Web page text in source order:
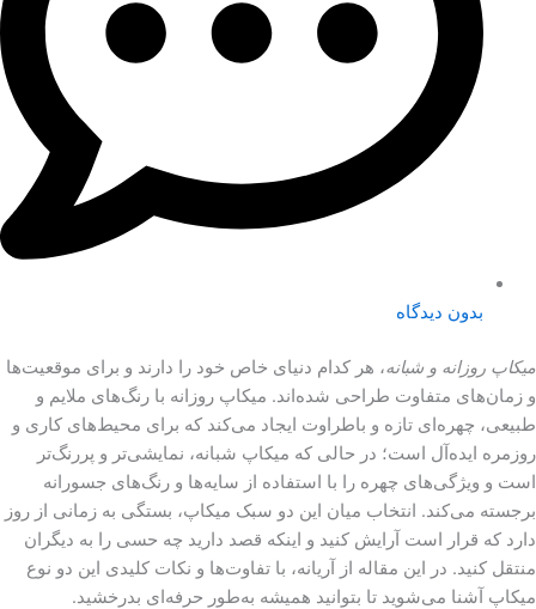
بدون دیدگاه
میکاپ روزانه و شبانه، هر کدام دنیای خاص خود را دارند و برای موقعیت‌ها
و زمان‌های متفاوت طراحی شده‌اند. میکاپ روزانه با رنگ‌های ملایم و
طبیعی، چهره‌ای تازه و باطراوت ایجاد می‌کند که برای محیط‌های کاری و
روزمره ایده‌آل است؛ در حالی که میکاپ شبانه، نمایشی‌تر و پررنگ‌تر
است و ویژگی‌های چهره را با استفاده از سایه‌ها و رنگ‌های جسورانه
برجسته می‌کند. انتخاب میان این دو سبک میکاپ، بستگی به زمانی از روز
دارد که قرار است آرایش کنید و اینکه قصد دارید چه حسی را به دیگران
منتقل کنید. در این مقاله از آریانه، با تفاوت‌ها و نکات کلیدی این دو نوع
میکاپ آشنا می‌شوید تا بتوانید همیشه به‌طور حرفه‌ای بدرخشید.